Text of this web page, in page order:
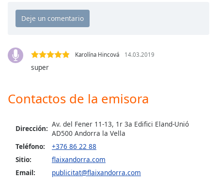
Descriptions
descriptions
selected
settings,
settings
subtitles
off,
selected
Karolína Hincová 14.03.2019
super
Contactos de la emisora
Dirección: Av. del Fener 11-13, 1r 3a Edifici Eland-Unió
AD500 Andorra la Vella
Teléfono:
+376 86 22 88
Sitio:
flaixandorra.com
Email:
publicitat@flaixandorra.com